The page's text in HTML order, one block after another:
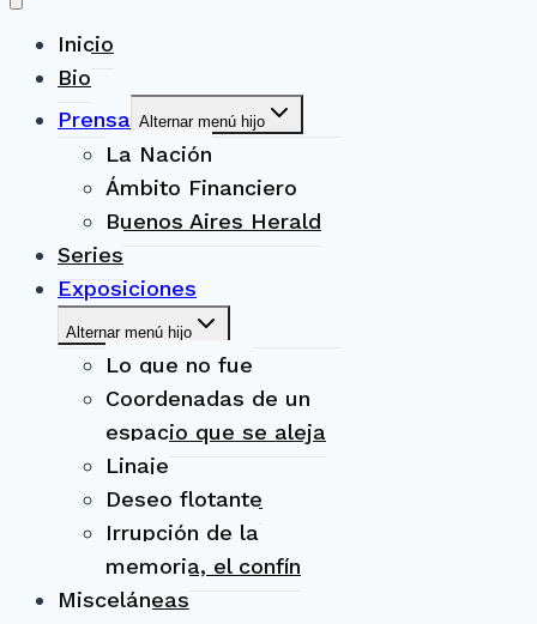
Inicio
Bio
Prensa Alternar menú hijo
La Nación
Ámbito Financiero
Buenos Aires Herald
Series
Exposiciones
Alternar menú hijo
Lo que no fue
Coordenadas de un
espacio que se aleja
Linaje
Deseo flotante
Irrupción de la
memoria, el confín
Misceláneas